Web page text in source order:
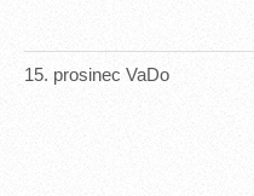
15. prosinec VaDo